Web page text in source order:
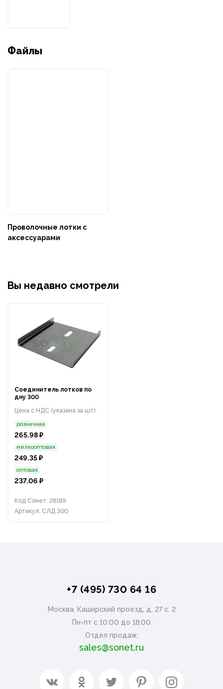
Файлы
Проволочные лотки с
аксессуарами
Вы недавно смотрели
Соединитель лотков по
дну 300
Цена с НДС (указана за шт):
розничная
265.98 ₽
мелкооптовая
249.35 ₽
оптовая
237.06 ₽
Код Сонет: 28189
Артикул: СЛД 300
+7 (495) 730 64 16
Москва, Каширский проезд, д. 27 с. 2
Пн-пт с 10:00 до 18:00
Отдел продаж:
sales@sonet.ru